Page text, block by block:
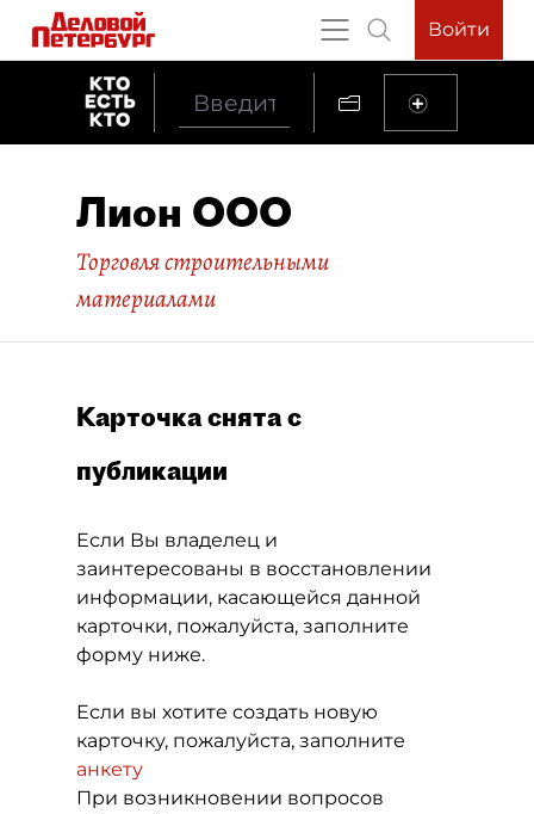
Войти
Лион ООО
Торговля строительными
материалами
Карточка снята с
публикации
Если Вы владелец и
заинтересованы в восстановлении
информации, касающейся данной
карточки, пожалуйста, заполните
форму ниже.
Если вы хотите создать новую
карточку, пожалуйста, заполните
анкету
При возникновении вопросов